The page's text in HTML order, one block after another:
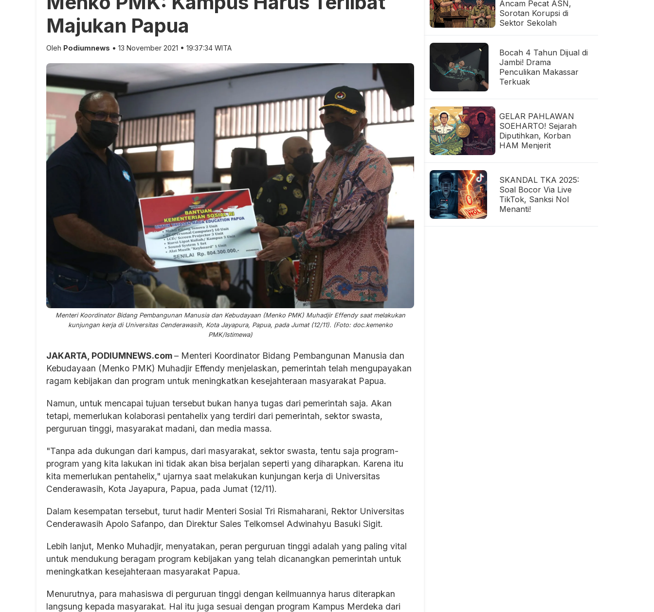
Majukan Papua
Oleh Podiumnews • 13 November 2021 • 19:37:34 WITA
Menteri Koordinator Bidang Pembangunan Manusia dan Kebudayaan (Menko PMK) Muhadjir Effendy saat melakukan
kunjungan kerja di Universitas Cenderawasih, Kota Jayapura, Papua, pada Jumat (12/11). (Foto: doc.kemenko
PMK/Istimewa)
JAKARTA, PODIUMNEWS.com– Menteri Koordinator Bidang Pembangunan Manusia dan
Kebudayaan (Menko PMK) Muhadjir Effendy menjelaskan, pemerintah telah mengupayakan
ragam kebijakan dan program untuk meningkatkan kesejahteraan masyarakat Papua.
Namun, untuk mencapai tujuan tersebut bukan hanya tugas dari pemerintah saja. Akan
tetapi, memerlukan kolaborasi pentahelix yang terdiri dari pemerintah, sektor swasta,
perguruan tinggi, masyarakat madani, dan media massa.
"Tanpa ada dukungan dari kampus, dari masyarakat, sektor swasta, tentu saja program-
program yang kita lakukan ini tidak akan bisa berjalan seperti yang diharapkan. Karena itu
kita memerlukan pentahelix," ujarnya saat melakukan kunjungan kerja di Universitas
Cenderawasih, Kota Jayapura, Papua, pada Jumat (12/11).
Dalam kesempatan tersebut, turut hadir Menteri Sosial Tri Rismaharani, Rektor Universitas
Cenderawasih Apolo Safanpo, dan Direktur Sales Telkomsel Adwinahyu Basuki Sigit.
Lebih lanjut, Menko Muhadjir, menyatakan, peran perguruan tinggi adalah yang paling vital
untuk mendukung beragam program kebijakan yang telah dicanangkan pemerintah untuk
meningkatkan kesejahteraan masyarakat Papua.
Menurutnya, para mahasiswa di perguruan tinggi dengan keilmuannya harus diterapkan
langsung kepada masyarakat. Hal itu juga sesuai dengan program Kampus Merdeka dari
Ancam Pecat ASN,
Sorotan Korupsi di
Sektor Sekolah
Bocah 4 Tahun Dijual di
Jambi! Drama
Penculikan Makassar
Terkuak
GELAR PAHLAWAN
SOEHARTO! Sejarah
Diputihkan, Korban
HAM Menjerit
SKANDAL TKA 2025:
Soal Bocor Via Live
TikTok, Sanksi Nol
Menanti!